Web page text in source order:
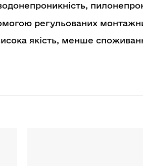
регульованих
якість, менше